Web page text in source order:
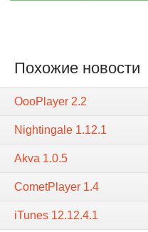
Похожие новости
OooPlayer 2.2
Nightingale 1.12.1
Akva 1.0.5
CometPlayer 1.4
iTunes 12.12.4.1